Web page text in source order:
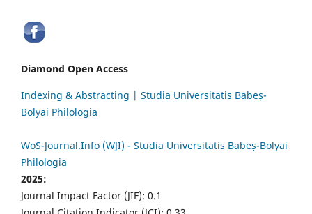
Diamond Open Access
Indexing & Abstracting | Studia Universitatis Babeș-
Bolyai Philologia
WoS-Journal.Info (WJI) - Studia Universitatis Babeș-Bolyai
Philologia
2025:
Journal Impact Factor (JIF): 0.1